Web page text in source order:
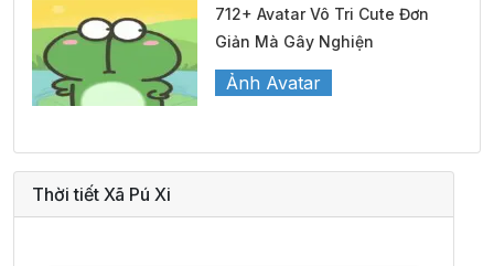
712+ Avatar Vô Tri Cute Đơn
Giản Mà Gây Nghiện
Ảnh Avatar
Thời tiết Xã Pú Xi